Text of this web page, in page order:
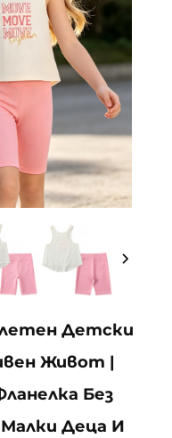
Детски
Живот |
Без
Деца И